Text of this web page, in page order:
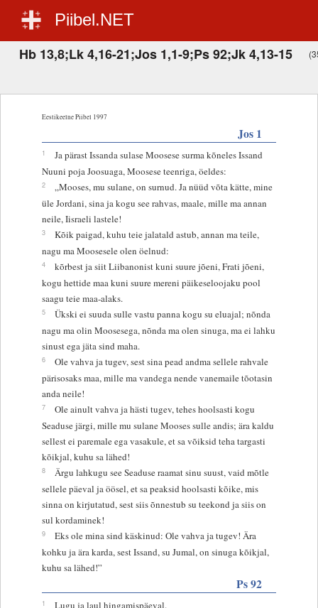
Piibel.NET
Hb 13,8;Lk 4,16-21;Jos 1,1-9;Ps 92;Jk 4,13-15
Eestikeelne Piibel 1997
Jos 1
1
Ja pärast Issanda sulase Moosese surma kõneles Issand
Nuuni poja Joosuaga, Moosese teenriga, öeldes:
2
„Mooses, mu sulane, on surnud. Ja nüüd võta kätte, mine
üle Jordani, sina ja kogu see rahvas, maale, mille ma annan
neile, Iisraeli lastele!
3
Kõik paigad, kuhu teie jalatald astub, annan ma teile,
nagu ma Moosesele olen öelnud:
4
kõrbest ja siit Liibanonist kuni suure jõeni, Frati jõeni,
kogu hettide maa kuni suure mereni päikeseloojaku pool
saagu teie maa-alaks.
5
Ükski ei suuda sulle vastu panna kogu su eluajal; nõnda
nagu ma olin Moosesega, nõnda ma olen sinuga, ma ei lahku
sinust ega jäta sind maha.
6
Ole vahva ja tugev, sest sina pead andma sellele rahvale
pärisosaks maa, mille ma vandega nende vanemaile tõotasin
anda neile!
7
Ole ainult vahva ja hästi tugev, tehes hoolsasti kogu
Seaduse järgi, mille mu sulane Mooses sulle andis; ära kaldu
sellest ei paremale ega vasakule, et sa võiksid teha targasti
kõikjal, kuhu sa lähed!
8
Ärgu lahkugu see Seaduse raamat sinu suust, vaid mõtle
sellele päeval ja öösel, et sa peaksid hoolsasti kõike, mis
sinna on kirjutatud, sest siis õnnestub su teekond ja siis on
sul kordaminek!
9
Eks ole mina sind käskinud: Ole vahva ja tugev! Ära
kohku ja ära karda, sest Issand, su Jumal, on sinuga kõikjal,
kuhu sa lähed!”
Ps 92
1 Lugu ja laul hingamispäeval.